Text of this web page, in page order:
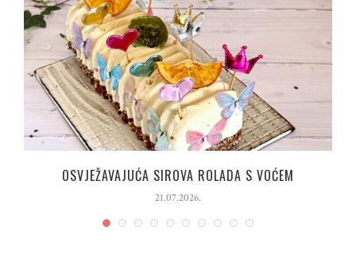
OSVJEŽAVAJUĆA SIROVA ROLADA S VOĆEM
21.07.2026.